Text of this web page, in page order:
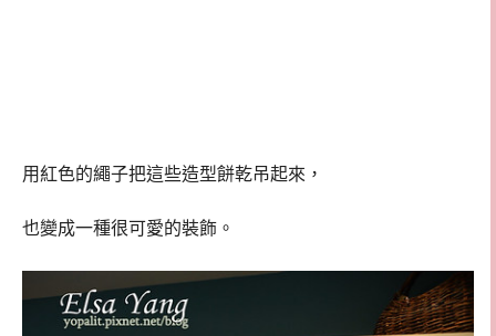
用紅色的繩子把這些造型餅乾吊起來，
也變成一種很可愛的裝飾。